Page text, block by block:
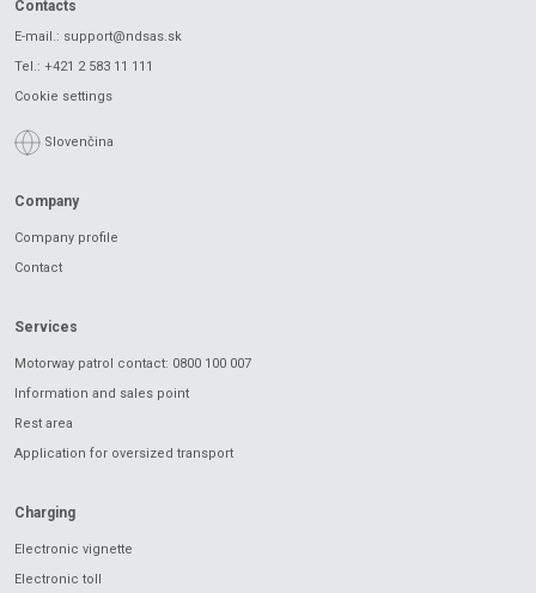
Contacts
E-mail.: support@ndsas.sk
Tel.: +421 2 583 11 111
Cookie settings
Slovenčina
Company
Company profile
Contact
Services
Motorway patrol contact: 0800 100 007
Information and sales point
Rest area
Application for oversized transport
Charging
Electronic vignette
Electronic toll